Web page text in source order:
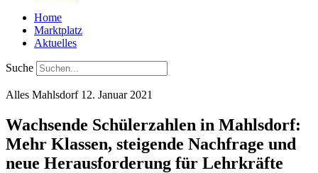
Home
Marktplatz
Aktuelles
Suche
Alles Mahlsdorf 12. Januar 2021
Wachsende Schülerzahlen in Mahlsdorf:
Mehr Klassen, steigende Nachfrage und
neue Herausforderung für Lehrkräfte